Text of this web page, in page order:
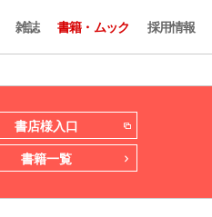
雑誌 書籍・ムック 採用情報
書店様入口
書籍一覧